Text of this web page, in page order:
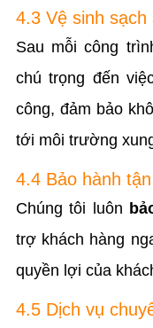
4.3 Vệ sinh sạch
Sau mỗi công
chú trọng đến
công, đảm bảo
tới môi trường
4.4 Bảo hành
Chúng tôi luôn
trợ khách hàng
quyền lợi của
4.5 Dịch vụ